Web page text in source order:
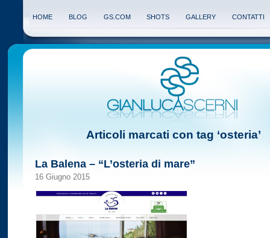
HOME BLOG GS.COM SHOTS GALLERY CONTATTI
Articoli marcati con tag ‘osteria’
La Balena – “L’osteria di mare”
16 Giugno 2015